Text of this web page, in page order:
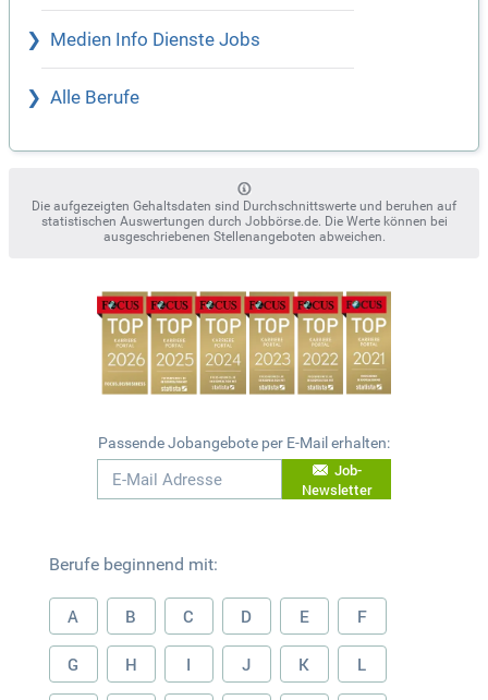
Medien Info Dienste Jobs
Alle Berufe
Die aufgezeigten Gehaltsdaten sind Durchschnittswerte und beruhen auf
statistischen Auswertungen durch Jobbörse.de. Die Werte können bei
ausgeschriebenen Stellenangeboten abweichen.
Passende Jobangebote per E-Mail erhalten:
Job-
Newsletter
Berufe beginnend mit:
A B C D E F
G H I J K L